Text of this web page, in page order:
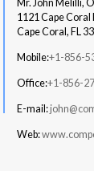
Mr. John Melilli,
1121 Cape
Cape Coral, FL
Mobile:+1-856-
Office:+1-856-
E-mail:
Web: